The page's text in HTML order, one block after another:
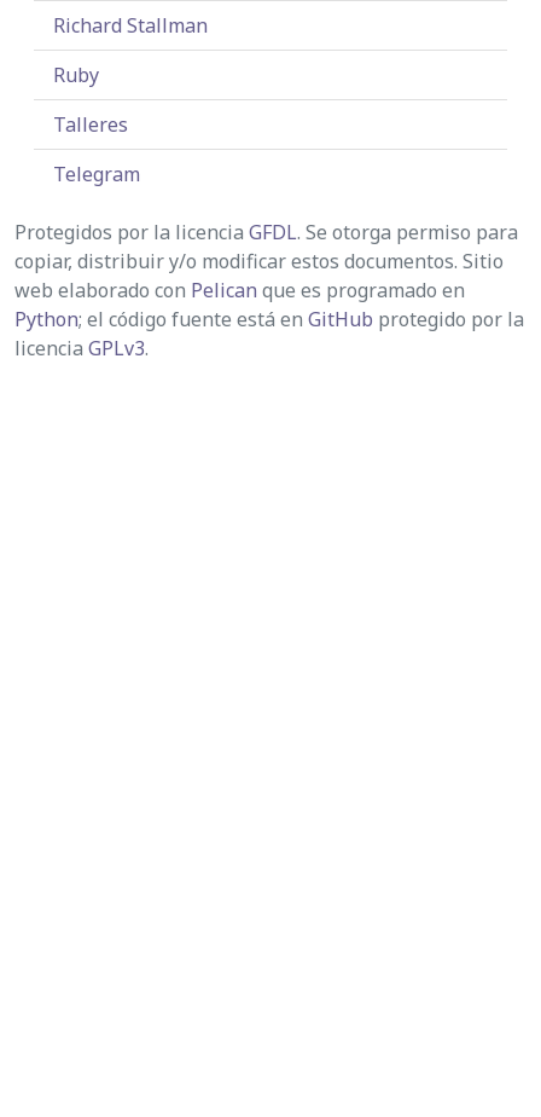
Richard Stallman
Ruby
Talleres
Telegram
Protegidos por la licencia GFDL. Se otorga permiso para
copiar, distribuir y/o modificar estos documentos. Sitio
web elaborado con Pelican que es programado en
Python; el código fuente está en GitHub protegido por la
licencia GPLv3.